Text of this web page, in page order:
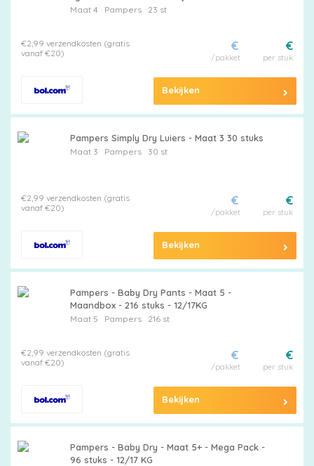
Maat 4 Pampers23 st
€2,99 verzendkosten (gratis
vanaf €20)
€
per stuk
€
/pakket
Bekijken
Pampers Simply Dry Luiers - Maat 3 30 stuks
Maat 3 Pampers30 st
€2,99 verzendkosten (gratis
vanaf €20)
€
per stuk
€
/pakket
Bekijken
Pampers - Baby Dry Pants - Maat 5 -
Maandbox - 216 stuks - 12/17KG
Maat 5 Pampers216 st
€2,99 verzendkosten (gratis
vanaf €20)
€
per stuk
€
/pakket
Bekijken
Pampers - Baby Dry - Maat 5+ - Mega Pack -
96 stuks - 12/17 KG